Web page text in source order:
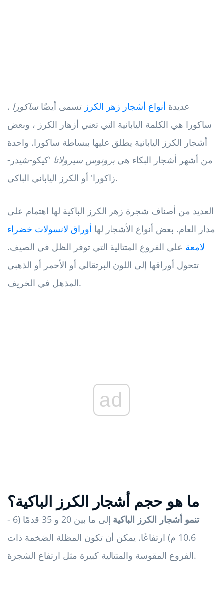
عديدة أنواع أشجار زهر الكرز تسمى أيضًا ساكورا .
ساكورا هي الكلمة اليابانية التي تعني أزهار الكرز ، وبعض
أشجار الكرز اليابانية يطلق عليها ببساطة ساكورا. واحدة
من أشهر أشجار البكاء هي برونوس سيرولاتا 'كيكو-شيدر-
زاكورا' أو الكرز الياباني الباكي.
العديد من أصناف شجرة زهر الكرز الباكية لها اهتمام على
مدار العام. بعض أنواع الأشجار لها أوراق لانسولات خضراء
لامعة على الفروع المتتالية التي توفر الظل في الصيف.
تتحول أوراقها إلى اللون البرتقالي أو الأحمر أو الذهبي
المذهل في الخريف.
ad
ما هو حجم أشجار الكرز الباكية؟
تنمو أشجار الكرز الباكية
إلى ما بين 20 و 35 قدمًا (6 -
10.6 م) ارتفاعًا. يمكن أن تكون المظلة الضخمة ذات
الفروع المقوسة والمتتالية كبيرة مثل ارتفاع الشجرة.